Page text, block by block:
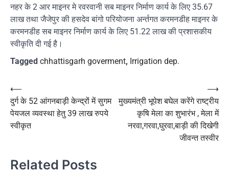
नहर के 2 आर माइनर मे रवरवानी सब माइनर निर्माण कार्य के लिए 35.67
लाख तथा जैजेपुर की हसदेव बांगो परियोजना अर्न्तगत करमनडीह माइनर के
करमनडीह सब माइनर निर्माण कार्य के लिए 51.22 लाख की प्रशासकीय
स्वीकृति दी गई है।
Tagged chhattisgarh goverment, Irrigation dep.
Post
navigation
⟵
दुर्ग के 52 आंगनबाड़ी केन्द्रों में सुगम
पेयजल व्यवस्था हेतु 39 लाख रुपये
स्वीकृत
मुख्यमंत्री भूपेश बघेल करेंगे राष्ट्रीय
कृषि मेला का शुभारंभ , मेला में
नरवा,गरवा,घुरवा,बाड़ी की दिखेगी
जीवन्त तस्वीर
⟶
Related Posts